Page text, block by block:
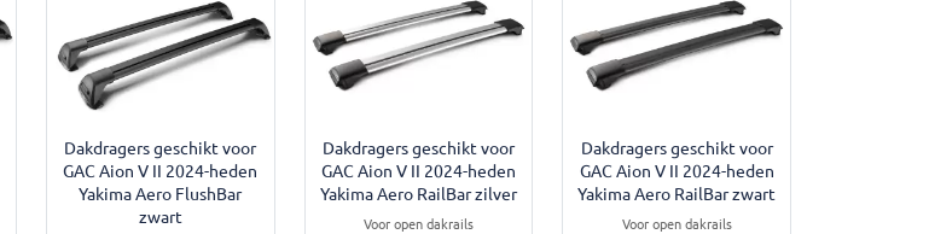
Dakdragers geschikt voor
GAC Aion V II 2024-heden
Yakima Aero FlushBar
zwart
Dakdragers geschikt voor
GAC Aion V II 2024-heden
Yakima Aero RailBar zilver
Voor open dakrails
Dakdragers geschikt voor
GAC Aion V II 2024-heden
Yakima Aero RailBar zwart
Voor open dakrails